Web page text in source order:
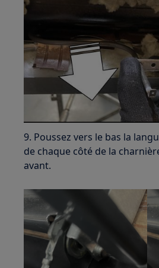
9. Poussez vers le bas la
de chaque côté de la
avant.